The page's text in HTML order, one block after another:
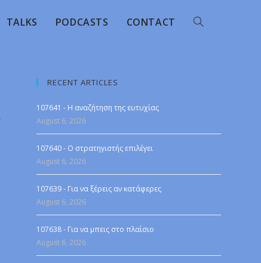
TALKS PODCASTS CONTACT
RECENT ARTICLES
107641 - Η αναζήτηση της ευτυχίας
August 6, 2026
107640 - Ο στρατηγιστής επιλέγει
August 6, 2026
107639 - Για να ξέρεις αν κατάφερες
August 6, 2026
107638 - Για να μπεις στο πλαίσιο
August 6, 2026